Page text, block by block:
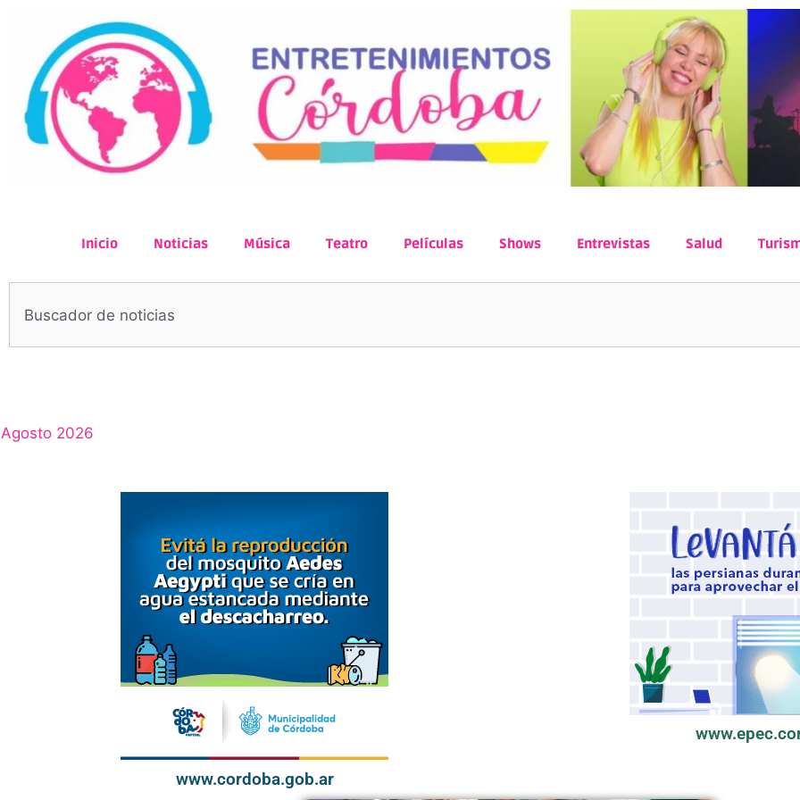
Inicio Noticias Música Teatro Películas Shows Entrevistas Salud
Agosto 2026
www.cordoba.gob.ar